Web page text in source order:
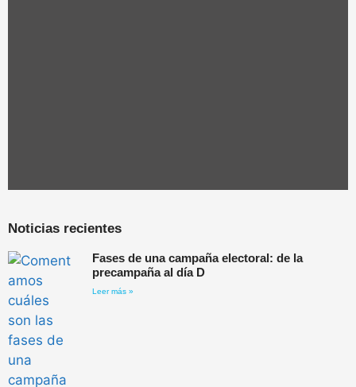
Noticias recientes
Fases de una campaña electoral: de la
precampaña al día D
Leer más »